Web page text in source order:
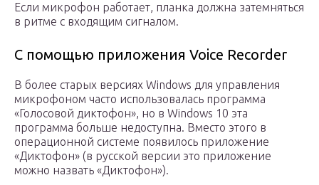
Если микрофон работает, планка должна затемняться
в ритме с входящим сигналом.
С помощью приложения Voice Recorder
В более старых версиях Windows для управления
микрофоном часто использовалась программа
«Голосовой диктофон», но в Windows 10 эта
программа больше недоступна. Вместо этого в
операционной системе появилось приложение
«Диктофон» (в русской версии это приложение
можно назвать «Диктофон»).